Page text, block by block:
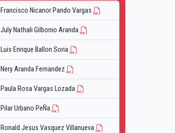
Francisco Nicanor Pando Vargas
July Nathali Gilbonio Aranda
Luis Enrique Ballon Soria
Nery Aranda Fernandez
Paula Rosa Vargas Lozada
Pilar Urbano PeÑa
Ronald Jesus Vasquez Villanueva